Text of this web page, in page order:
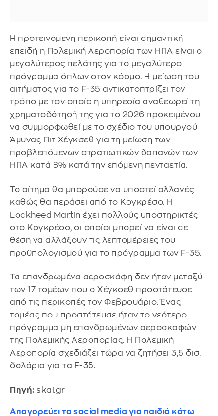
Η προτεινόμενη περικοπή είναι σημαντική
επειδή η Πολεμική Αεροπορία των ΗΠΑ είναι ο
μεγαλύτερος πελάτης για το μεγαλύτερο
πρόγραμμα όπλων στον κόσμο. Η μείωση του
αιτήματος για το F-35 αντικατοπτρίζει τον
τρόπο με τον οποίο η υπηρεσία αναθεωρεί τη
χρηματοδότησή της για το 2026 προκειμένου
να συμμορφωθεί με το σχέδιο του υπουργού
Άμυνας Πιτ Χέγκσεθ για τη μείωση των
προβλεπόμενων στρατιωτικών δαπανών των
ΗΠΑ κατά 8% κατά την επόμενη πενταετία.
Το αίτημα θα μπορούσε να υποστεί αλλαγές
καθώς θα περάσει από το Κογκρέσο. Η
Lockheed Martin έχει πολλούς υποστηρικτές
στο Κογκρέσο, οι οποίοι μπορεί να είναι σε
θέση να αλλάξουν τις λεπτομέρειες του
προϋπολογισμού για το πρόγραμμα των F-35.
Τα επανδρωμένα αεροσκάφη δεν ήταν μεταξύ
των 17 τομέων που ο Χέγκσεθ προστάτευσε
από τις περικοπές τον Φεβρουάριο. Ένας
τομέας που προστάτευσε ήταν το νεότερο
πρόγραμμα μη επανδρωμένων αεροσκαφών
της Πολεμικής Αεροπορίας. Η Πολεμική
Αεροπορία σχεδιάζει τώρα να ζητήσει 3,5 δισ.
δολάρια για τα F-35.
Πηγή: skai.gr
Απαγορεύει τα social media για παιδιά κάτω